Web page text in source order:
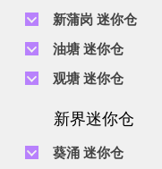
新蒲岗 迷你仓
电话 :2111 0509
地址 : 新蒲岗景福
地址 : 新蒲岗五芳
电话 :2116 5165
地址 : 新蒲岗景福
油塘 迷你仓
电话 :2623 0300
地址 : 油塘四山街4
观塘 迷你仓
地址 : 观塘伟业街
新界迷你仓
葵涌 迷你仓